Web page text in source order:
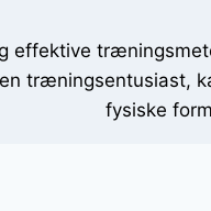
fysiske